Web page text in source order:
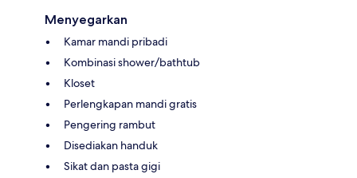
Menyegarkan
Kamar mandi pribadi
Kombinasi shower/bathtub
Kloset
Perlengkapan mandi gratis
Pengering rambut
Disediakan handuk
Sikat dan pasta gigi